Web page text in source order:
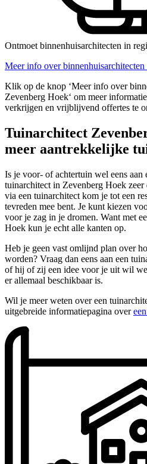
Ontmoet binnenhuisarchitecten in
Meer info over
Klik op de knop ‘Meer info over
Zevenberg Hoek‘ om meer
verkrijgen en vrijblijvend offertes te
Tuinarchitect
meer aantrekkelijke
Is je voor- of achtertuin wel eens aan
tuinarchitect in Zevenberg Hoek
via een tuinarchitect kom je tot een
tevreden mee bent. Je kunt kiezen
voor je zag in je dromen. Want met
Hoek kun je echt alle kanten op.
Heb je geen vast omlijnd plan over
worden? Vraag dan eens aan een
of hij of zij een idee voor je uit wil
er allemaal beschikbaar is.
Wil je meer weten over een
uitgebreide informatiepagina over